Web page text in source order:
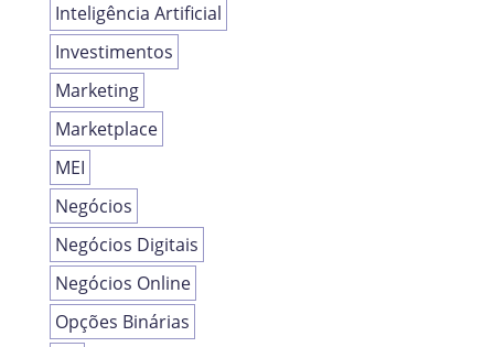
Inteligência Artificial
Investimentos
Marketing
Marketplace
MEI
Negócios
Negócios Digitais
Negócios Online
Opções Binárias